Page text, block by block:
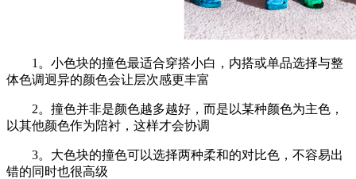
1。小色块的撞色最适合穿搭小白，内搭或单品选择与整
体色调迥异的颜色会让层次感更丰富
2。撞色并非是颜色越多越好，而是以某种颜色为主色，
以其他颜色作为陪衬，这样才会协调
3。大色块的撞色可以选择两种柔和的对比色，不容易出
错的同时也很高级